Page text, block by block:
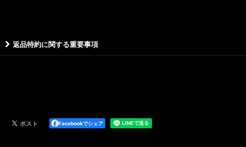
返品特約に関する重要事項
Facebookでシェア